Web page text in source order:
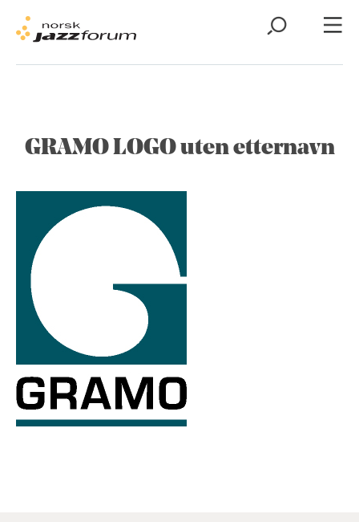
GRAMO LOGO uten etternavn